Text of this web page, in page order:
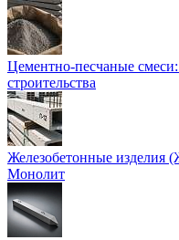
Цементно-песчаные
строительства
Железобетонные изделия
Монолит